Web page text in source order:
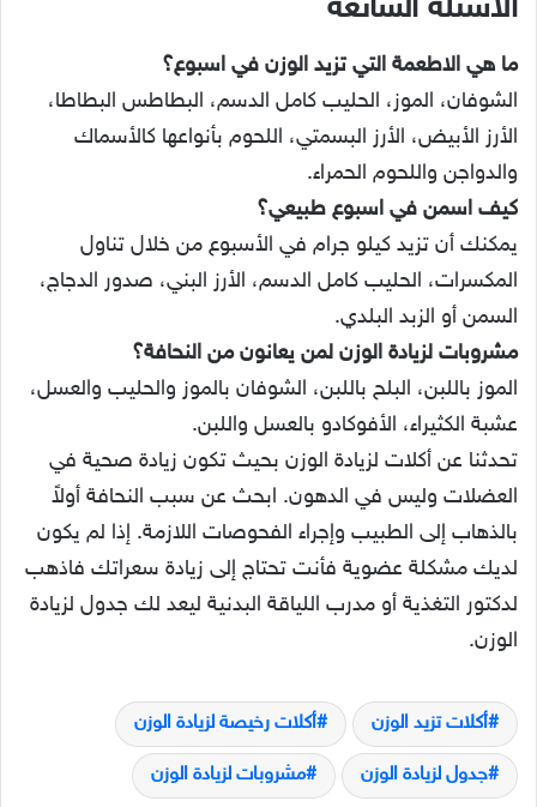
الأسئلة الشائعة
ما هي الاطعمة التي تزيد الوزن في اسبوع؟
الشوفان، الموز، الحليب كامل الدسم، البطاطس البطاطا،
الأرز الأبيض، الأرز البسمتي، اللحوم بأنواعها كالأسماك
والدواجن واللحوم الحمراء.
كيف اسمن في اسبوع طبيعي؟
يمكنك أن تزيد كيلو جرام في الأسبوع من خلال تناول
المكسرات، الحليب كامل الدسم، الأرز البني، صدور الدجاج،
السمن أو الزبد البلدي.
مشروبات لزيادة الوزن لمن يعانون من النحافة؟
الموز باللبن، البلح باللبن، الشوفان بالموز والحليب والعسل،
عشبة الكثيراء، الأفوكادو بالعسل واللبن.
تحدثنا عن أكلات لزيادة الوزن بحيث تكون زيادة صحية في
العضلات وليس في الدهون. ابحث عن سبب النحافة أولاً
بالذهاب إلى الطبيب وإجراء الفحوصات اللازمة. إذا لم يكون
لديك مشكلة عضوية فأنت تحتاج إلى زيادة سعراتك فاذهب
لدكتور التغذية أو مدرب اللياقة البدنية ليعد لك جدول لزيادة
الوزن.
أكلات تزيد الوزن أكلات رخيصة لزيادة الوزن
جدول لزيادة الوزن مشروبات لزيادة الوزن